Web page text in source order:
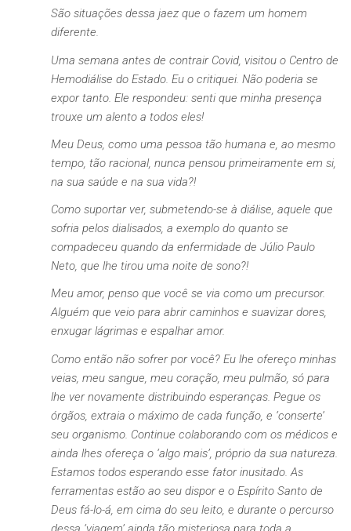
São situações dessa jaez que o fazem um homem
diferente.
Uma semana antes de contrair Covid, visitou o Centro de
Hemodiálise do Estado. Eu o critiquei. Não poderia se
expor tanto. Ele respondeu: senti que minha presença
trouxe um alento a todos eles!
Meu Deus, como uma pessoa tão humana e, ao mesmo
tempo, tão racional, nunca pensou primeiramente em si,
na sua saúde e na sua vida?!
Como suportar ver, submetendo-se à diálise, aquele que
sofria pelos dialisados, a exemplo do quanto se
compadeceu quando da enfermidade de Júlio Paulo
Neto, que lhe tirou uma noite de sono?!
Meu amor, penso que você se via como um precursor.
Alguém que veio para abrir caminhos e suavizar dores,
enxugar lágrimas e espalhar amor.
Como então não sofrer por você? Eu lhe ofereço minhas
veias, meu sangue, meu coração, meu pulmão, só para
lhe ver novamente distribuindo esperanças. Pegue os
órgãos, extraia o máximo de cada função, e ‘conserte’
seu organismo. Continue colaborando com os médicos e
ainda lhes ofereça o ‘algo mais’, próprio da sua natureza.
Estamos todos esperando esse fator inusitado. As
ferramentas estão ao seu dispor e o Espírito Santo de
Deus fá-lo-á, em cima do seu leito, e durante o percurso